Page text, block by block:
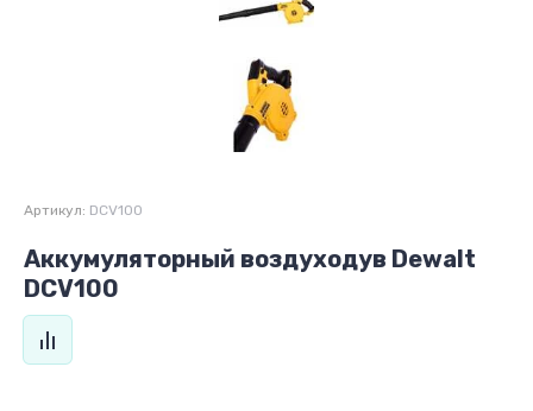
Артикул: DCV100
Аккумуляторный воздуходув Dewalt
DCV100